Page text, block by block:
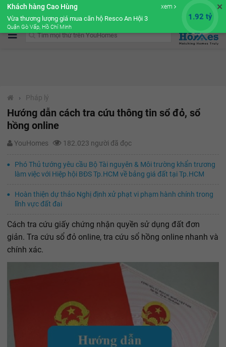
Cộng đồng Môi giới bPRO
› Pháp lý
Hướng dẫn cách tra cứu thông tin sổ đỏ, sổ
hồng online
YouHomes 182.023 người đã đọc
Phó Thủ tướng yêu cầu Bộ Tài nguyên & Môi trường khẩn trương
làm việc với Hiệp hội BĐS Tp.HCM về bảng giá đất tại Tp.HCM
Hoàn thiện dự thảo Nghị định xử phạt vi phạm hành chính trong
lĩnh vực đất đai
Cách tra cứu giấy chứng nhận quyền sử dụng đất đơn
giản. Tra cứu sổ đỏ online, tra cứu sổ hồng online nhanh và
chính xác.
✕
Khách hàng Cao Hùng xem
Vừa thương lượng giá mua căn hộ Resco An Hội 3
Quận Gò Vấp, Hồ Chí Minh
1.92 tỷ